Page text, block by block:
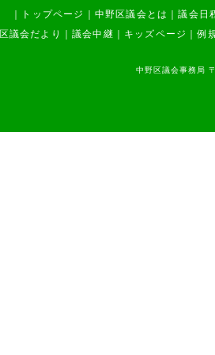
中野駅周辺・西武新宿線沿線ま
ちづくり調査特別委員会
少子高齢化対策調査特別委員会
区役所及び体育館整備調査特別
会
トップページ 中野区議会とは ｜議会日
区議会だより ｜議会中継 キッズページ ｜例
中野区議会事務局